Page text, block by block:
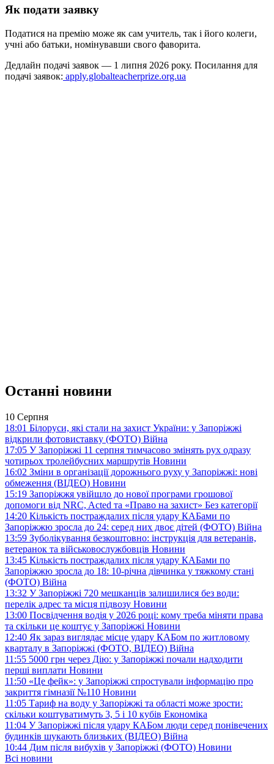
Як подати заявку
Податися на премію може як сам учитель, так і його колеги,
учні або батьки, номінувавши свого фаворита.
Дедлайн подачі заявок — 1 липня 2026 року. Посилання для
подачі заявок: apply.globalteacherprize.org.ua
Останні новини
10 Серпня
18:01 Білоруси, які стали на захист України: у Запоріжжі
відкрили фотовиставку (ФОТО) Війна
17:05 У Запоріжжі 11 серпня тимчасово змінять рух одразу
чотирьох тролейбусних маршрутів Новини
16:02 Зміни в організації дорожнього руху у Запоріжжі: нові
обмеження (ВІДЕО) Новини
15:19 Запоріжжя увійшло до нової програми грошової
допомоги від NRC, Acted та «Право на захист» Без категорії
14:20 Кількість постраждалих після удару КАБами по
Запоріжжю зросла до 24: серед них двоє дітей (ФОТО) Війна
13:59 Зуболікування безкоштовно: інструкція для ветеранів,
ветеранок та військовослужбовців Новини
13:45 Кількість постраждалих після удару КАБами по
Запоріжжю зросла до 18: 10-річна дівчинка у тяжкому стані
(ФОТО) Війна
13:32 У Запоріжжі 720 мешканців залишилися без води:
перелік адрес та місця підвозу Новини
13:00 Посвідчення водія у 2026 році: кому треба міняти права
та скільки це коштує у Запоріжжі Новини
12:40 Як зараз виглядає місце удару КАБом по житловому
кварталу в Запоріжжі (ФОТО, ВІДЕО) Війна
11:55 5000 грн через Дію: у Запоріжжі почали надходити
перші виплати Новини
11:50 «Це фейк»: у Запоріжжі спростували інформацію про
закриття гімназії №110 Новини
11:05 Тариф на воду у Запоріжжі та області може зрости:
скільки коштуватимуть 3, 5 і 10 кубів Економіка
11:04 У Запоріжжі після удару КАБом люди серед понівечених
будинків шукають близьких (ВІДЕО) Війна
10:44 Дим після вибухів у Запоріжжі (ФОТО) Новини
Всі новини